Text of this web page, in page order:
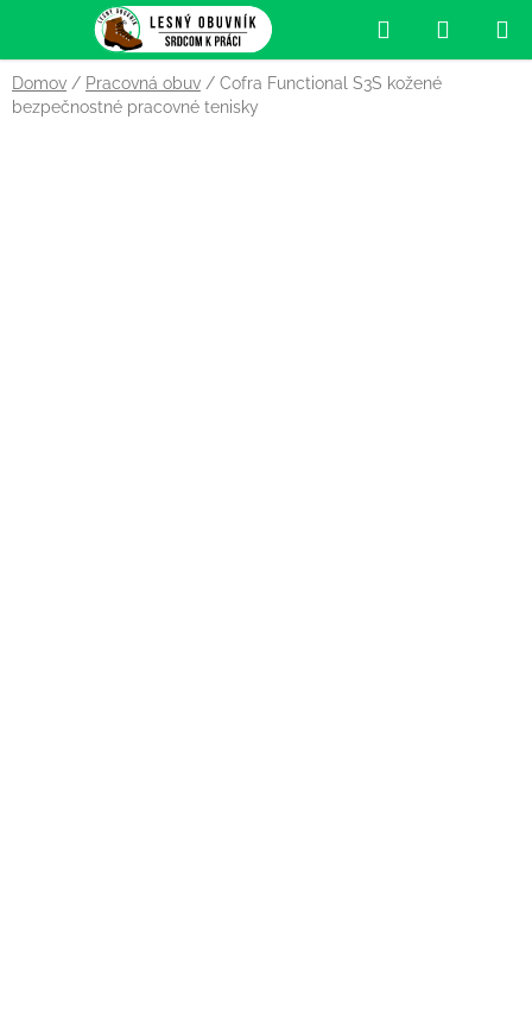
obsah
Hľadať
KOŠÍK
Domov / Pracovná obuv / Cofra Functional S3S kožené
bezpečnostné pracovné tenisky